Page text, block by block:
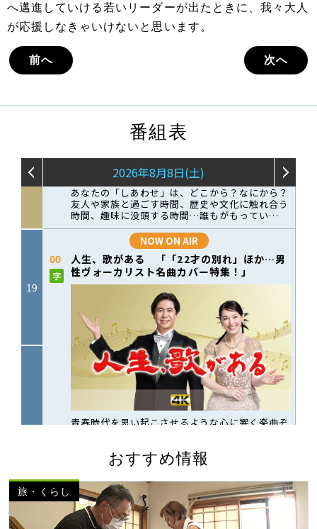
へ邁進していける若いリーダーが出たときに、我々大人
が応援しなきゃいけないと思います。
前へ 次へ
番組表
おすすめ情報
旅・くらし